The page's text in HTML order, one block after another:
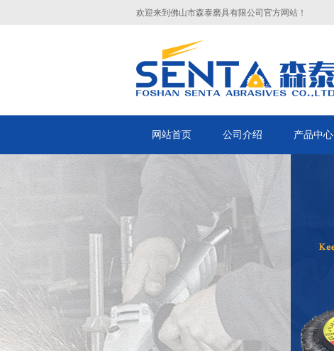
欢迎来到佛山市森泰磨具有限公司官方网站！
网站首页 公司介绍 产品中心